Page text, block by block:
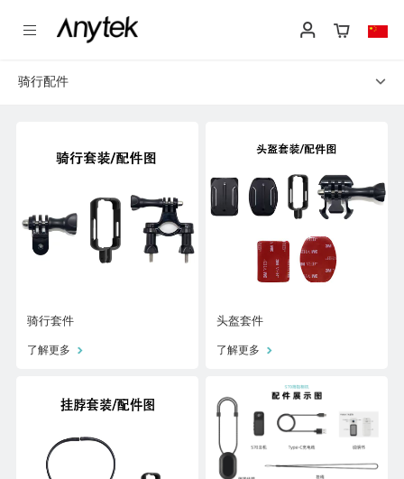
骑行配件 
骑行套件
了解更多
头盔套件
了解更多